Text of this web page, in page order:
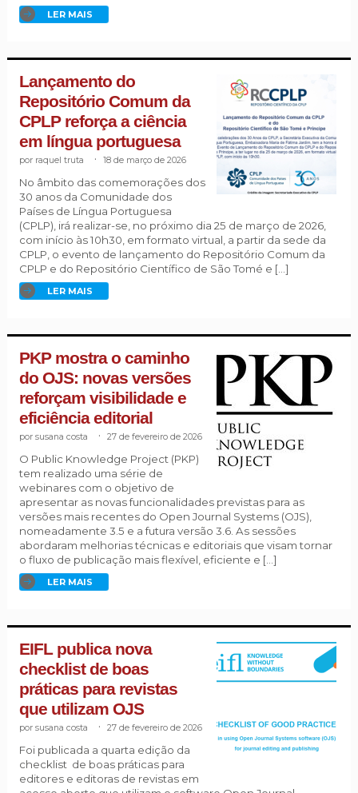
LER MAIS
Lançamento do
Repositório Comum da
CPLP reforça a ciência
em língua portuguesa
raquel truta 18 de março de 2026
No âmbito das comemorações dos
30 anos da Comunidade dos
Países de Língua Portuguesa
(CPLP), irá realizar-se, no próximo dia 25 de março de 2026,
com início às 10h30, em formato virtual, a partir da sede da
CPLP, o evento de lançamento do Repositório Comum da
CPLP e do Repositório Científico de São Tomé e […]
LER MAIS
PKP mostra o caminho
do OJS: novas versões
reforçam visibilidade e
eficiência editorial
susana costa 27 de fevereiro de 2026
O Public Knowledge Project (PKP)
tem realizado uma série de
webinares com o objetivo de
apresentar as novas funcionalidades previstas para as
versões mais recentes do Open Journal Systems (OJS),
nomeadamente 3.5 e a futura versão 3.6. As sessões
abordaram melhorias técnicas e editoriais que visam tornar
o fluxo de publicação mais flexível, eficiente e […]
LER MAIS
EIFL publica nova
checklist de boas
práticas para revistas
que utilizam OJS
susana costa 27 de fevereiro de 2026
Foi publicada a quarta edição da
checklist de boas práticas para
editores e editoras de revistas em